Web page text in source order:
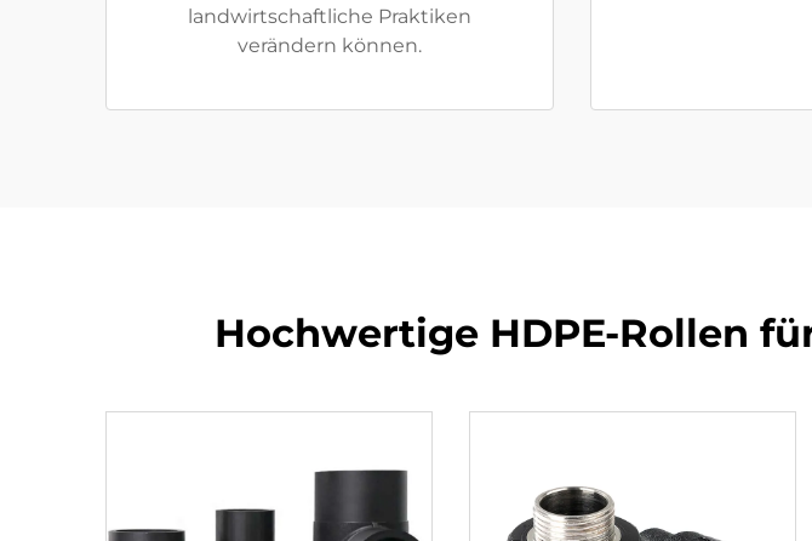
landwirtschaftliche Praktiken
verändern können.
Hochwertige HDPE-Rollen